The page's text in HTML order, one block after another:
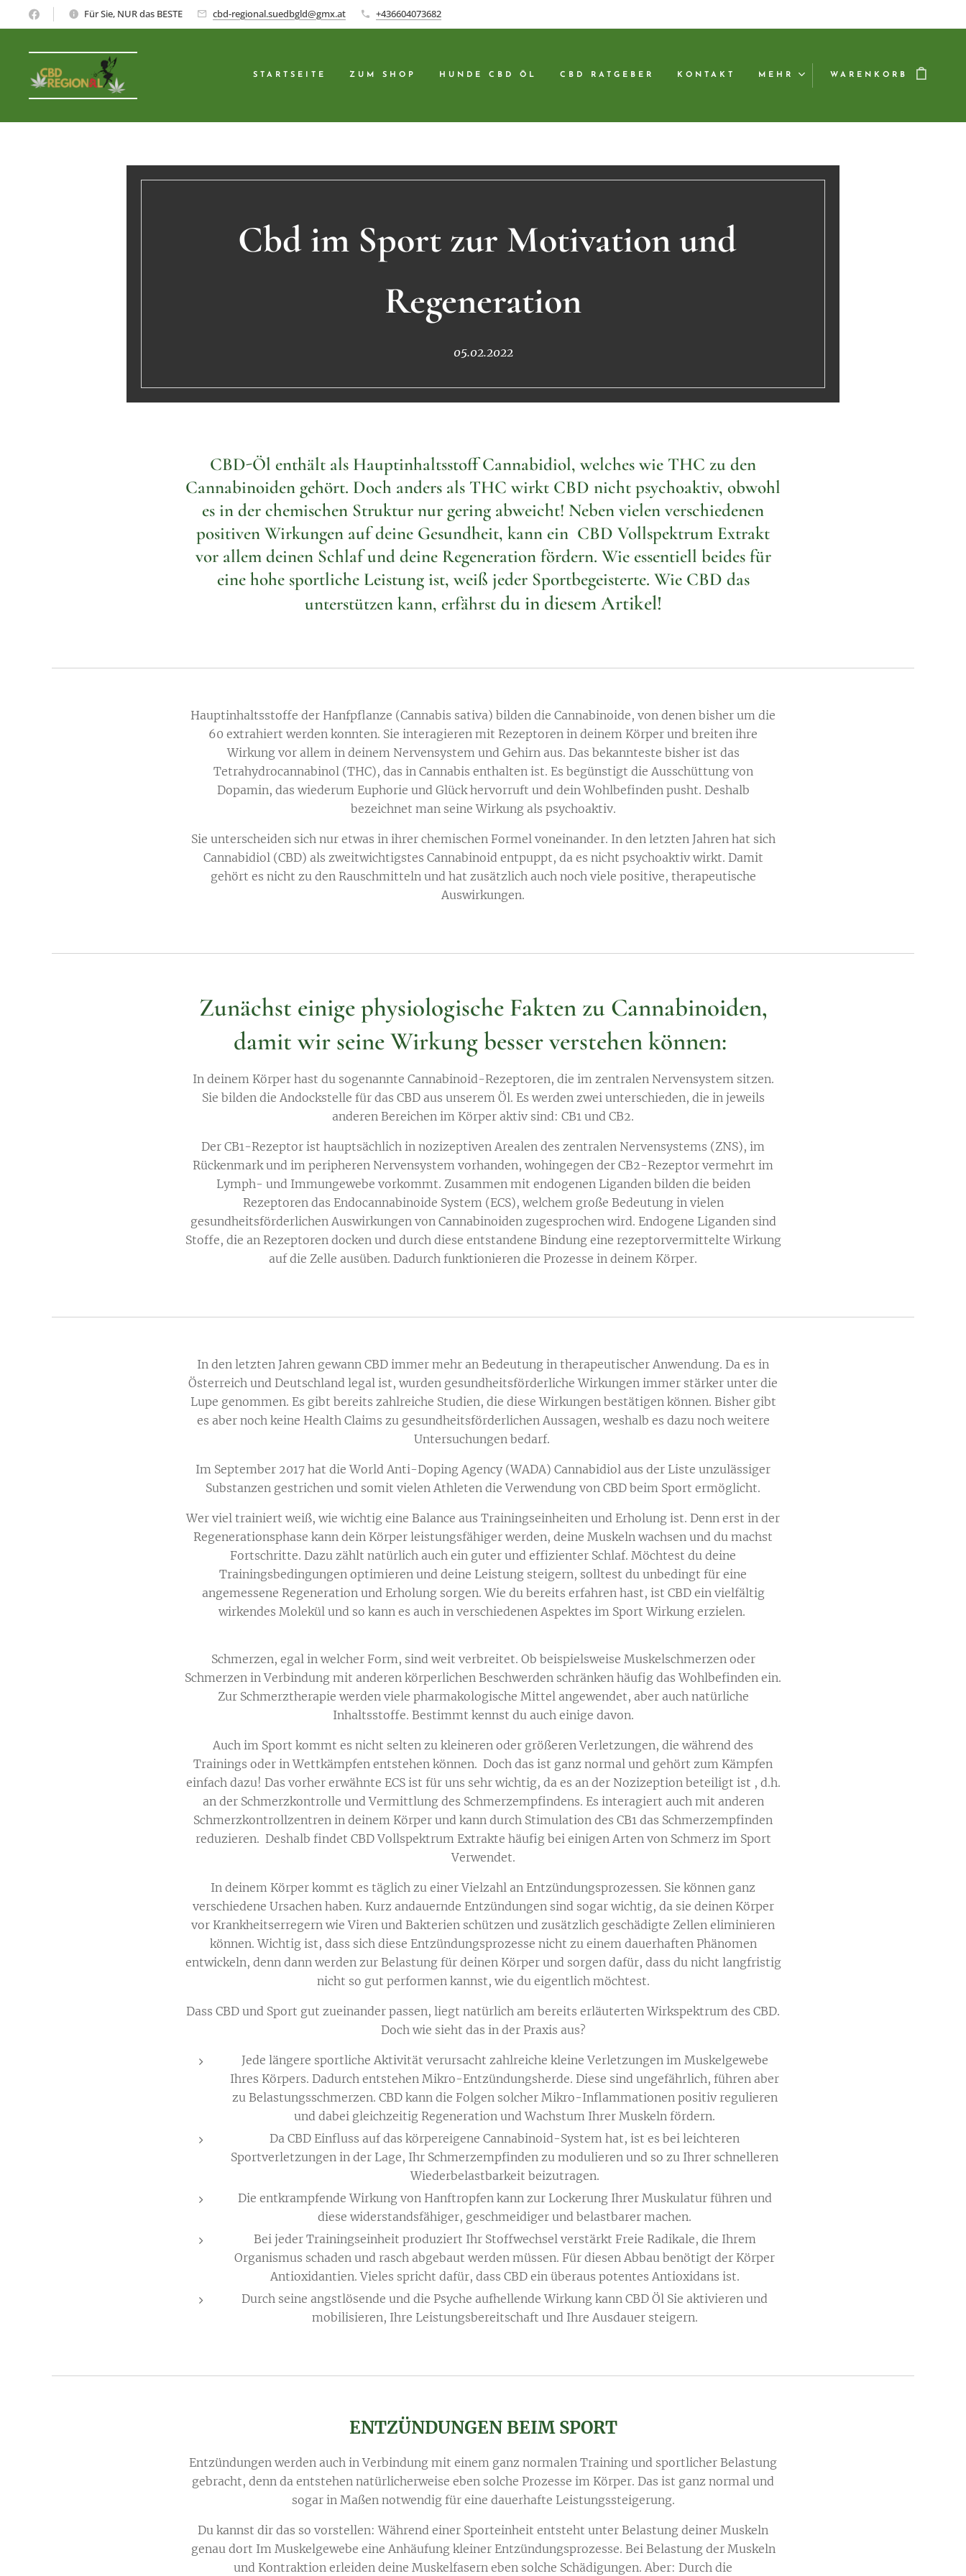
Für Sie, NUR das BESTE cbd-regional.suedbgld@gmx.at +436604073682
STARTSEITE ZUM SHOP HUNDE CBD ÖL CBD RATGEBER KONTAKT MEHR WARENKORB
Cbd im Sport zur Motivation und
Regeneration
05.02.2022
CBD-Öl enthält als Hauptinhaltsstoff Cannabidiol, welches wie THC zu den
Cannabinoiden gehört. Doch anders als THC wirkt CBD nicht psychoaktiv, obwohl
es in der chemischen Struktur nur gering abweicht! Neben vielen verschiedenen
positiven Wirkungen auf deine Gesundheit, kann ein CBD Vollspektrum Extrakt
vor allem deinen Schlaf und deine Regeneration fördern. Wie essentiell beides für
eine hohe sportliche Leistung ist, weiß jeder Sportbegeisterte. Wie CBD das
unterstützen kann, erfährst du in diesem Artikel!
Hauptinhaltsstoffe der Hanfpflanze (Cannabis sativa) bilden die Cannabinoide, von denen bisher um die
60 extrahiert werden konnten. Sie interagieren mit Rezeptoren in deinem Körper und breiten ihre
Wirkung vor allem in deinem Nervensystem und Gehirn aus. Das bekannteste bisher ist das
Tetrahydrocannabinol (THC), das in Cannabis enthalten ist. Es begünstigt die Ausschüttung von
Dopamin, das wiederum Euphorie und Glück hervorruft und dein Wohlbefinden pusht. Deshalb
bezeichnet man seine Wirkung als psychoaktiv.
Sie unterscheiden sich nur etwas in ihrer chemischen Formel voneinander. In den letzten Jahren hat sich
Cannabidiol (CBD) als zweitwichtigstes Cannabinoid entpuppt, da es nicht psychoaktiv wirkt. Damit
gehört es nicht zu den Rauschmitteln und hat zusätzlich auch noch viele positive, therapeutische
Auswirkungen.
Zunächst einige physiologische Fakten zu Cannabinoiden,
damit wir seine Wirkung besser verstehen können:
In deinem Körper hast du sogenannte Cannabinoid-Rezeptoren, die im zentralen Nervensystem sitzen.
Sie bilden die Andockstelle für das CBD aus unserem Öl. Es werden zwei unterschieden, die in jeweils
anderen Bereichen im Körper aktiv sind: CB1 und CB2.
Der CB1-Rezeptor ist hauptsächlich in nozizeptiven Arealen des zentralen Nervensystems (ZNS), im
Rückenmark und im peripheren Nervensystem vorhanden, wohingegen der CB2-Rezeptor vermehrt im
Lymph- und Immungewebe vorkommt. Zusammen mit endogenen Liganden bilden die beiden
Rezeptoren das Endocannabinoide System (ECS), welchem große Bedeutung in vielen
gesundheitsförderlichen Auswirkungen von Cannabinoiden zugesprochen wird. Endogene Liganden sind
Stoffe, die an Rezeptoren docken und durch diese entstandene Bindung eine rezeptorvermittelte Wirkung
auf die Zelle ausüben. Dadurch funktionieren die Prozesse in deinem Körper.
In den letzten Jahren gewann CBD immer mehr an Bedeutung in therapeutischer Anwendung. Da es in
Österreich und Deutschland legal ist, wurden gesundheitsförderliche Wirkungen immer stärker unter die
Lupe genommen. Es gibt bereits zahlreiche Studien, die diese Wirkungen bestätigen können. Bisher gibt
es aber noch keine Health Claims zu gesundheitsförderlichen Aussagen, weshalb es dazu noch weitere
Untersuchungen bedarf.
Im September 2017 hat die World Anti-Doping Agency (WADA) Cannabidiol aus der Liste unzulässiger
Substanzen gestrichen und somit vielen Athleten die Verwendung von CBD beim Sport ermöglicht.
Wer viel trainiert weiß, wie wichtig eine Balance aus Trainingseinheiten und Erholung ist. Denn erst in der
Regenerationsphase kann dein Körper leistungsfähiger werden, deine Muskeln wachsen und du machst
Fortschritte. Dazu zählt natürlich auch ein guter und effizienter Schlaf. Möchtest du deine
Trainingsbedingungen optimieren und deine Leistung steigern, solltest du unbedingt für eine
angemessene Regeneration und Erholung sorgen. Wie du bereits erfahren hast, ist CBD ein vielfältig
wirkendes Molekül und so kann es auch in verschiedenen Aspektes im Sport Wirkung erzielen.
Schmerzen, egal in welcher Form, sind weit verbreitet. Ob beispielsweise Muskelschmerzen oder
Schmerzen in Verbindung mit anderen körperlichen Beschwerden schränken häufig das Wohlbefinden ein.
Zur Schmerztherapie werden viele pharmakologische Mittel angewendet, aber auch natürliche
Inhaltsstoffe. Bestimmt kennst du auch einige davon.
Auch im Sport kommt es nicht selten zu kleineren oder größeren Verletzungen, die während des
Trainings oder in Wettkämpfen entstehen können. Doch das ist ganz normal und gehört zum Kämpfen
einfach dazu! Das vorher erwähnte ECS ist für uns sehr wichtig, da es an der Nozizeption beteiligt ist , d.h.
an der Schmerzkontrolle und Vermittlung des Schmerzempfindens. Es interagiert auch mit anderen
Schmerzkontrollzentren in deinem Körper und kann durch Stimulation des CB1 das Schmerzempfinden
reduzieren. Deshalb findet CBD Vollspektrum Extrakte häufig bei einigen Arten von Schmerz im Sport
Verwendet.
In deinem Körper kommt es täglich zu einer Vielzahl an Entzündungsprozessen. Sie können ganz
verschiedene Ursachen haben. Kurz andauernde Entzündungen sind sogar wichtig, da sie deinen Körper
vor Krankheitserregern wie Viren und Bakterien schützen und zusätzlich geschädigte Zellen eliminieren
können. Wichtig ist, dass sich diese Entzündungsprozesse nicht zu einem dauerhaften Phänomen
entwickeln, denn dann werden zur Belastung für deinen Körper und sorgen dafür, dass du nicht langfristig
nicht so gut performen kannst, wie du eigentlich möchtest.
Dass CBD und Sport gut zueinander passen, liegt natürlich am bereits erläuterten Wirkspektrum des CBD.
Doch wie sieht das in der Praxis aus?
Jede längere sportliche Aktivität verursacht zahlreiche kleine Verletzungen im Muskelgewebe
Ihres Körpers. Dadurch entstehen Mikro-Entzündungsherde. Diese sind ungefährlich, führen aber
zu Belastungsschmerzen. CBD kann die Folgen solcher Mikro-Inflammationen positiv regulieren
und dabei gleichzeitig Regeneration und Wachstum Ihrer Muskeln fördern.
Da CBD Einfluss auf das körpereigene Cannabinoid-System hat, ist es bei leichteren
Sportverletzungen in der Lage, Ihr Schmerzempfinden zu modulieren und so zu Ihrer schnelleren
Wiederbelastbarkeit beizutragen.
Die entkrampfende Wirkung von Hanftropfen kann zur Lockerung Ihrer Muskulatur führen und
diese widerstandsfähiger, geschmeidiger und belastbarer machen.
Bei jeder Trainingseinheit produziert Ihr Stoffwechsel verstärkt Freie Radikale, die Ihrem
Organismus schaden und rasch abgebaut werden müssen. Für diesen Abbau benötigt der Körper
Antioxidantien. Vieles spricht dafür, dass CBD ein überaus potentes Antioxidans ist.
Durch seine angstlösende und die Psyche aufhellende Wirkung kann CBD Öl Sie aktivieren und
mobilisieren, Ihre Leistungsbereitschaft und Ihre Ausdauer steigern.
ENTZÜNDUNGEN BEIM SPORT
Entzündungen werden auch in Verbindung mit einem ganz normalen Training und sportlicher Belastung
gebracht, denn da entstehen natürlicherweise eben solche Prozesse im Körper. Das ist ganz normal und
sogar in Maßen notwendig für eine dauerhafte Leistungssteigerung.
Du kannst dir das so vorstellen: Während einer Sporteinheit entsteht unter Belastung deiner Muskeln
genau dort Im Muskelgewebe eine Anhäufung kleiner Entzündungsprozesse. Bei Belastung der Muskeln
und Kontraktion erleiden deine Muskelfasern eben solche Schädigungen. Aber: Durch die